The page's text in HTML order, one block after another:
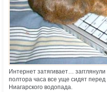
Интернет затягивает…
полтора часа все уще сидят
Ниагарского водопада.